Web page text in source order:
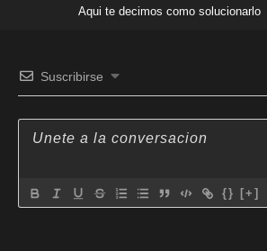
Aqui te decimos como solucionarlo
Suscribirse
{} [+]